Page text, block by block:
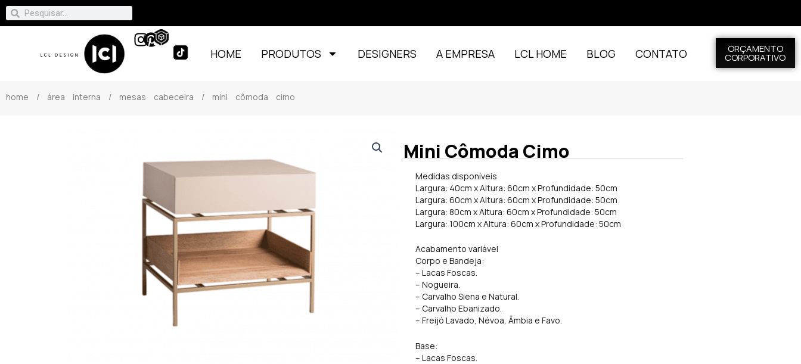
HOME PRODUTOS DESIGNERS A EMPRESA LCL HOME BLOG CONTATO ORÇAMENTO
CORPORATIVO
home / área interna / mesas cabeceira / mini cômoda cimo
Mini Cômoda Cimo
Medidas disponíveis
Largura: 40cm x Altura: 60cm x Profundidade: 50cm
Largura: 60cm x Altura: 60cm x Profundidade: 50cm
Largura: 80cm x Altura: 60cm x Profundidade: 50cm
Largura: 100cm x Altura: 60cm x Profundidade: 50cm
Acabamento variável
Corpo e Bandeja:
– Lacas Foscas.
– Nogueira.
– Carvalho Siena e Natural.
– Carvalho Ebanizado.
– Freijó Lavado, Névoa, Âmbia e Favo.
Base:
– Lacas Foscas.